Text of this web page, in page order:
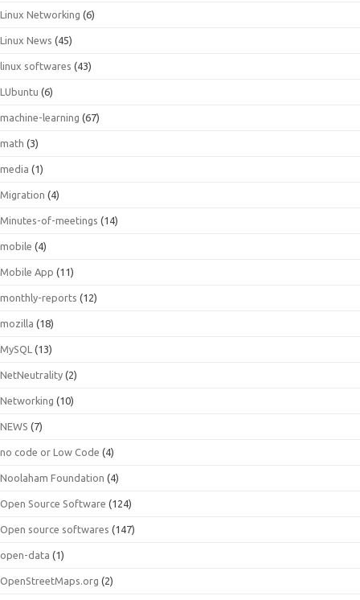
Linux Networking (6)
Linux News (45)
linux softwares (43)
LUbuntu (6)
machine-learning (67)
math (3)
media (1)
Migration (4)
Minutes-of-meetings (14)
mobile (4)
Mobile App (11)
monthly-reports (12)
mozilla (18)
MySQL (13)
NetNeutrality (2)
Networking (10)
NEWS (7)
no code or Low Code (4)
Noolaham Foundation (4)
Open Source Software (124)
Open source softwares (147)
open-data (1)
OpenStreetMaps.org (2)